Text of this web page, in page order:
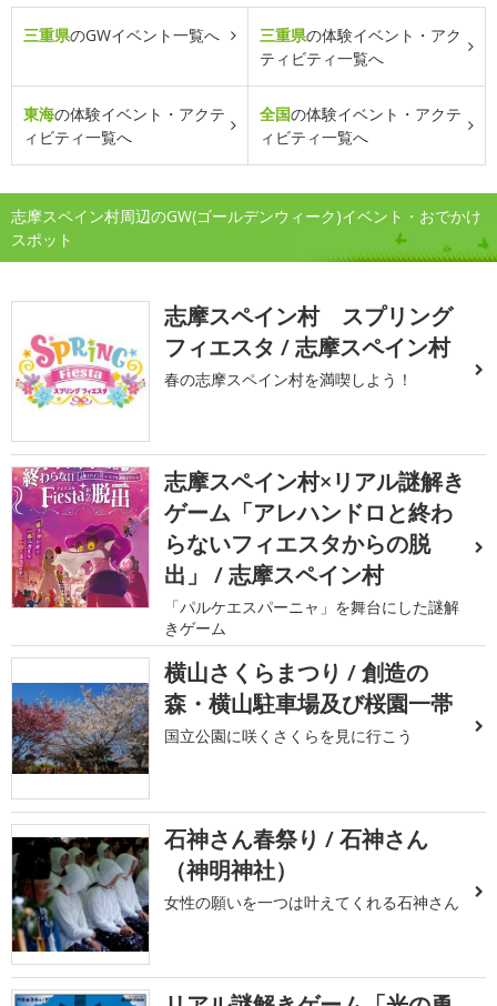
三重県のGWイベント一覧へ 三重県の体験イベント・アク
ティビティ一覧へ
東海の体験イベント・アクテ
ィビティ一覧へ
全国の体験イベント・アクテ
ィビティ一覧へ
志摩スペイン村周辺のGW(ゴールデンウィーク)イベント・おでかけ
スポット
志摩スペイン村 スプリング
フィエスタ / 志摩スペイン村
春の志摩スペイン村を満喫しよう！
志摩スペイン村×リアル謎解き
ゲーム「アレハンドロと終わ
らないフィエスタからの脱
出」 / 志摩スペイン村
「パルケエスパーニャ」を舞台にした謎解
きゲーム
横山さくらまつり / 創造の
森・横山駐車場及び桜園一帯
国立公園に咲くさくらを見に行こう
石神さん春祭り / 石神さん
（神明神社）
女性の願いを一つは叶えてくれる石神さん